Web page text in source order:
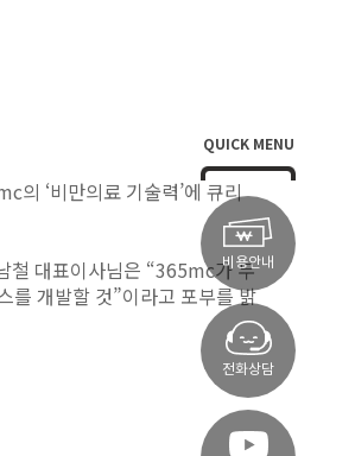
의 ‘비만의료 기술력’에 큐리
철 대표이사님은 “365mc가 무
를 개발할 것”이라고 포부를 밝
QUICK MENU
비용안내
전화상담